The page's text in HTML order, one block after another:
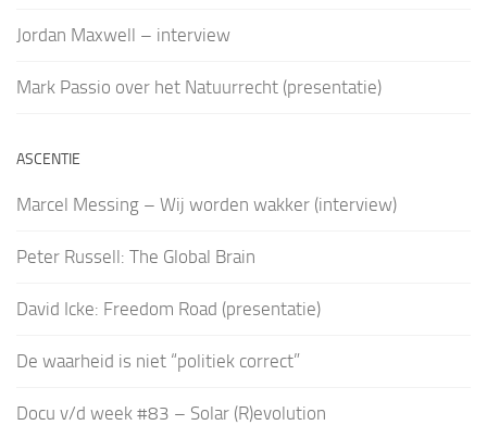
Jordan Maxwell – interview
Mark Passio over het Natuurrecht (presentatie)
ASCENTIE
Marcel Messing – Wij worden wakker (interview)
Peter Russell: The Global Brain
David Icke: Freedom Road (presentatie)
De waarheid is niet “politiek correct”
Docu v/d week #83 – Solar (R)evolution